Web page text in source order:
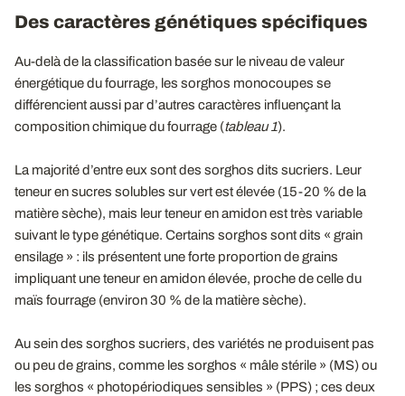
Des caractères génétiques spécifiques
Au-delà de la classification basée sur le niveau de valeur
énergétique du fourrage, les sorghos monocoupes se
différencient aussi par d’autres caractères influençant la
composition chimique du fourrage (tableau 1).
La majorité d’entre eux sont des sorghos dits sucriers. Leur
teneur en sucres solubles sur vert est élevée (15-20 % de la
matière sèche), mais leur teneur en amidon est très variable
suivant le type génétique. Certains sorghos sont dits « grain
ensilage » : ils présentent une forte proportion de grains
impliquant une teneur en amidon élevée, proche de celle du
maïs fourrage (environ 30 % de la matière sèche).
Au sein des sorghos sucriers, des variétés ne produisent pas
ou peu de grains, comme les sorghos « mâle stérile » (MS) ou
les sorghos « photopériodiques sensibles » (PPS) ; ces deux